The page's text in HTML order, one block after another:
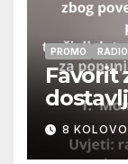
PROMO
Favorit
8